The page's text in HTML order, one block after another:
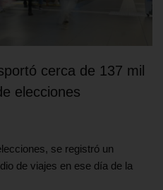
cerca de 137 mil
elecciones
se registró un
de viajes en ese día de la